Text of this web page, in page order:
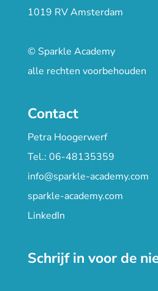
1019 RV Amsterdam
© Sparkle Academy
alle rechten voorbehouden
Contact
Petra Hoogerwerf
Tel.: 06-48135359
info@sparkle-academy.com
sparkle-academy.com
LinkedIn
Schrijf in voor de